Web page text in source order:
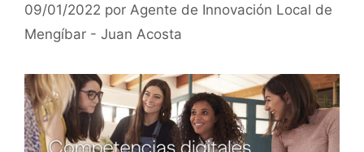
09/01/2022 por Agente de Innovación Local de
Mengíbar - Juan Acosta